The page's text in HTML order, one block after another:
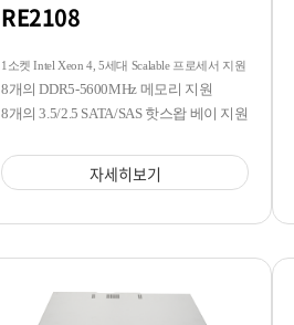
RE2108
1소켓 Intel Xeon 4, 5세대 Scalable 프로세서 지원
8개의 DDR5-5600MHz 메모리 지원
8개의 3.5/2.5 SATA/SAS 핫스왑 베이 지원
자세히보기